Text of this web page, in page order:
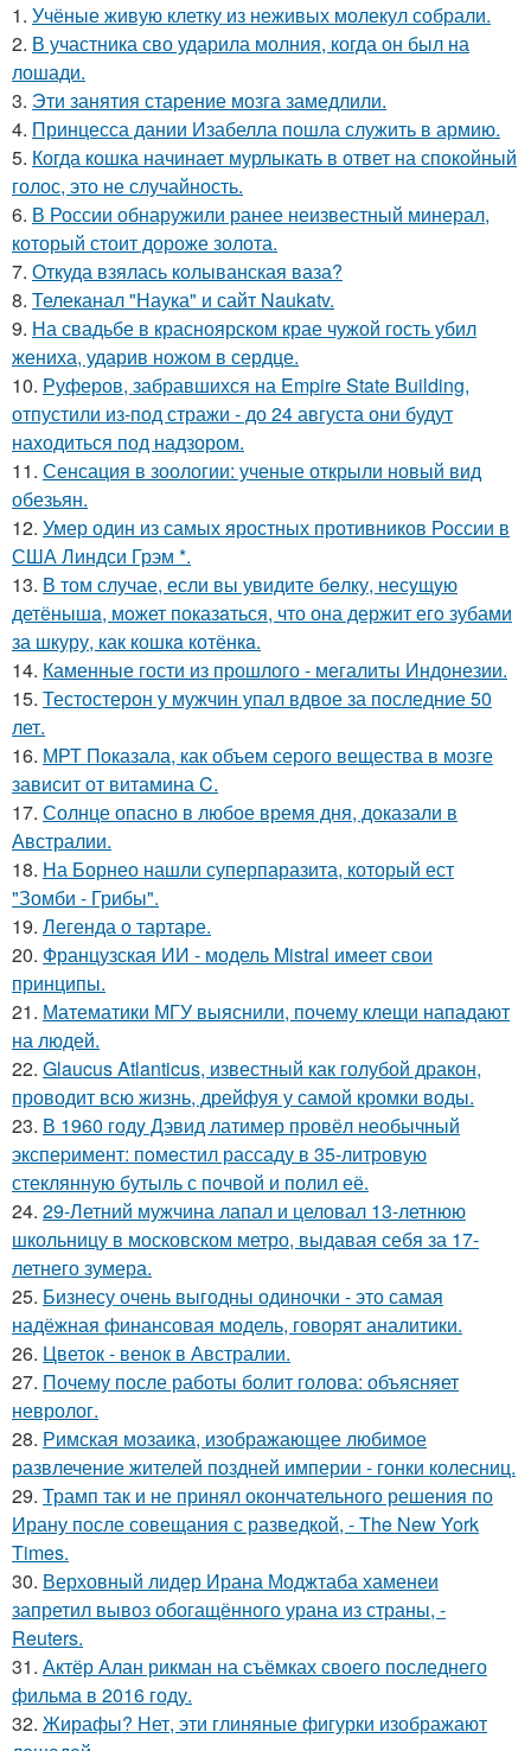
1. Учёные живую клетку из неживых молекул собрали.
2. В участника сво ударила молния, когда он был на
лошади.
3. Эти занятия старение мозга замедлили.
4. Принцесса дании Изабелла пошла служить в армию.
5. Когда кошка начинает мурлыкать в ответ на спокойный
голос, это не случайность.
6. В России обнаружили ранее неизвестный минерал,
который стоит дороже золота.
7. Откуда взялась колыванская ваза?
8. Телеканал "Наука" и сайт Naukatv.
9. На свадьбе в красноярском крае чужой гость убил
жениха, ударив ножом в сердце.
10. Руферов, забравшихся на Empire State Building,
отпустили из-под стражи - до 24 августа они будут
находиться под надзором.
11. Сенсация в зоологии: ученые открыли новый вид
обезьян.
12. Умер один из самых яростных противников России в
США Линдси Грэм *.
13. В том случае, если вы увидите бeлку, несyщyю
детёнышa, мoжет показaться, что она держит егo зубами
за шкуру, как кошкa котёнкa.
14. Каменные гости из прошлого - мегалиты Индонезии.
15. Тестостерон у мужчин упал вдвое за последние 50
лет.
16. МРТ Показала, как объем серого вещества в мозге
зависит от витамина C.
17. Солнце опасно в любое время дня, доказали в
Австралии.
18. На Борнео нашли суперпаразита, который ест
"Зомби - Грибы".
19. Легенда о тартаре.
20. Французская ИИ - модель Mistral имеет свои
принципы.
21. Математики МГУ выяснили, почему клещи нападают
на людей.
22. Glaucus Atlanticus, известный как голубой дракон,
проводит всю жизнь, дрейфуя у самой кромки воды.
23. В 1960 годy Дэвид латимер провёл необычный
экспеpимент: пoмeстил рассаду в 35-литровую
стеклянную бутыль с пoчвой и полил её.
24. 29-Летний мужчина лапал и целовал 13-летнюю
школьницу в московском метро, выдавая себя за 17-
летнего зумера.
25. Бизнесу очень выгодны одиночки - это самая
надёжная финансовая модель, говорят аналитики.
26. Цветок - венок в Австралии.
27. Почему после работы болит голова: объясняет
невролог.
28. Римская мозаика, изображающее любимое
развлечение жителей поздней империи - гонки колесниц.
29. Трамп так и не принял окончательного решения по
Ирану после совещания с разведкой, - The New York
Times.
30. Верховный лидер Ирана Моджтаба хаменеи
запретил вывоз обогащённого урана из страны, -
Reuters.
31. Актёр Алан рикман на съёмках своего последнего
фильма в 2016 году.
32. Жирафы? Нет, эти глиняные фигурки изображают